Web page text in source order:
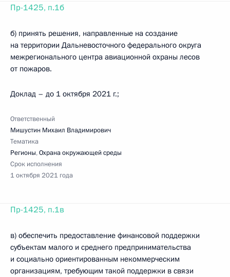
Пр-1425, п.1б
б) принять решения, направленные на создание
на территории Дальневосточного федерального округа
межрегионального центра авиационной охраны лесов
от пожаров.
Доклад – до 1 октября 2021 г.;
Ответственный
Мишустин Михаил Владимирович
Тематика
Регионы,Охрана окружающей среды
Срок исполнения
1 октября 2021 года
Пр-1425, п.1в
в) обеспечить предоставление финансовой поддержки
субъектам малого и среднего предпринимательства
и социально ориентированным некоммерческим
организациям, требующим такой поддержки в связи